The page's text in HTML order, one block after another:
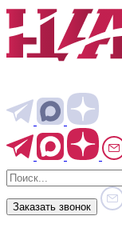
Заказать звонок